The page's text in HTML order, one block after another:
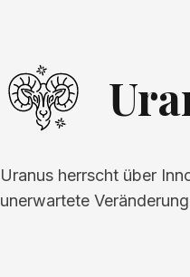
Uranus herrscht über
unerwartete